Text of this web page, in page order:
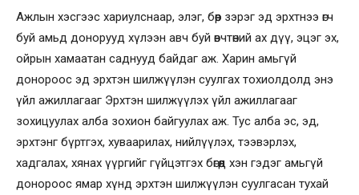
Ажлын хэсгээс хариулснаар, элэг, бөөр зэрэг эд эрхтнээ өгч
буй амьд донорууд хүлээн авч буй өвчтөний ах дүү, эцэг эх,
ойрын хамаатан саднууд байдаг аж. Харин амьгүй
донороос эд эрхтэн шилжүүлэн суулгах тохиолдолд энэ
үйл ажиллагааг Эрхтэн шилжүүлэх үйл ажиллагааг
зохицуулах алба зохион байгуулах аж. Тус алба эс, эд,
эрхтэнг бүртгэх, хуваарилах, нийлүүлэх, тээвэрлэх,
хадгалах, хянах үүргийг гүйцэтгэх бөгөөд хэн гэдэг амьгүй
донороос ямар хүнд эрхтэн шилжүүлэн суулгасан тухай